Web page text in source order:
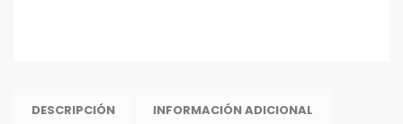
DESCRIPCIÓN INFORMACIÓN ADICIONAL